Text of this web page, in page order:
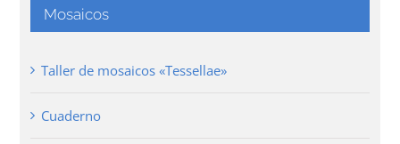
Mosaicos
Taller de mosaicos «Tessellae»
Cuaderno